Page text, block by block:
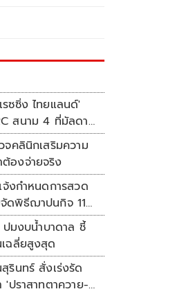
ซซิ่ง ไทยแลนด์'
สนาม 4 ที่มัลดาลิ
จคลินิกเสริมความ
องจ่ายจริง
งกำหนดการสวด
ดพิธีฌาปนกิจ 11
มงบน้ำบาดาล ชี้
ฉลี่ยสูงสุด
รินทร์ สั่งเร่งรัด
'ปราสาทตาควาย-